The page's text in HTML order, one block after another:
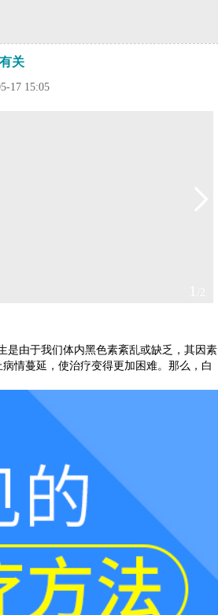
关
17 15:05
是由于我们体内黑色素紊乱或缺乏，其因素
情蔓延，使治疗变得更加困难。那么，白